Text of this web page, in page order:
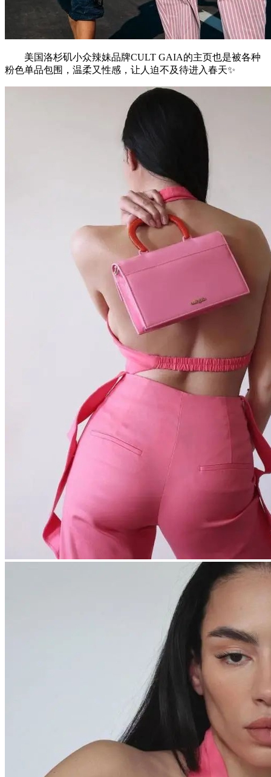
美国洛杉矶小众辣妹品牌CULT GAIA的主页也是被各种
粉色单品包围，温柔又性感，让人迫不及待进入春天✨